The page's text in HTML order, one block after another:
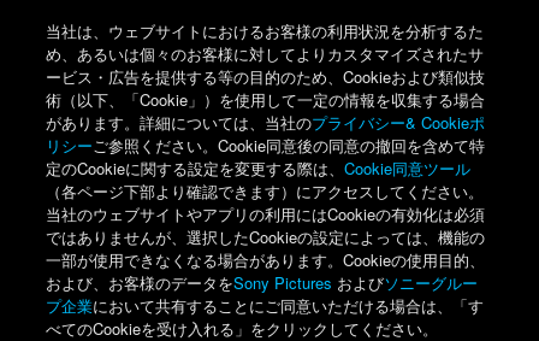
当社は、ウェブサイトにおけるお客様の利用状況を分析するた
め、あるいは個々のお客様に対してよりカスタマイズされたサ
ービス・広告を提供する等の目的のため、Cookieおよび類似技
術（以下、「Cookie」）を使用して一定の情報を収集する場合
があります。詳細については、当社のプライバシー& Cookieポ
リシーご参照ください。Cookie同意後の同意の撤回を含めて特
定のCookieに関する設定を変更する際は、Cookie同意ツール
（各ページ下部より確認できます）にアクセスしてください。
当社のウェブサイトやアプリの利用にはCookieの有効化は必須
ではありませんが、選択したCookieの設定によっては、機能の
一部が使用できなくなる場合があります。Cookieの使用目的、
および、お客様のデータをSony Pictures およびソニーグルー
プ企業において共有することにご同意いただける場合は、「す
べてのCookieを受け入れる」をクリックしてください。